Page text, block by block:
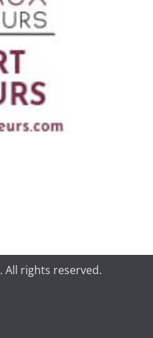
. All rights reserved.